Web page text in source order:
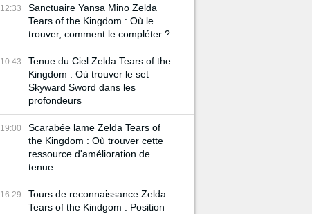
12:33
Sanctuaire Yansa Mino Zelda
Tears of the Kingdom : Où le
trouver, comment le compléter ?
10:43
Tenue du Ciel Zelda Tears of the
Kingdom : Où trouver le set
Skyward Sword dans les
profondeurs
19:00
Scarabée lame Zelda Tears of
the Kingdom : Où trouver cette
ressource d'amélioration de
tenue
16:29
Tours de reconnaissance Zelda
Tears of the Kindgom : Position